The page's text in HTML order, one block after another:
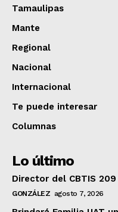
Tamaulipas
Mante
Regional
Nacional
Internacional
Te puede interesar
Columnas
Lo último
Director del CBTIS
GONZÁLEZ agosto 7, 2026